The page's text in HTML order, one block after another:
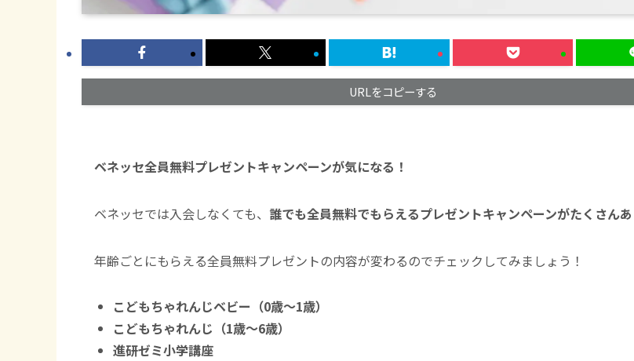
URLをコピーする
ベネッセ全員無料プレゼントキャンペーンが気になる！
ベネッセでは入会しなくても、 誰でも全員無料でもらえるプレゼントキャンペーンがたくさんあ
年齢ごとにもらえる全員無料プレゼントの内容が変わるのでチェックしてみましょう！
こどもちゃれんじベビー（0歳〜1歳）
こどもちゃれんじ（1歳〜6歳）
進研ゼミ小学講座